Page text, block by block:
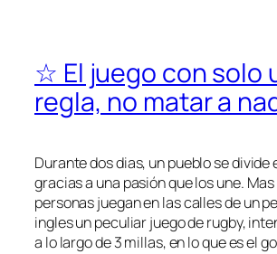
☆ El juego con solo
regla, no matar a
Durante dos dias, un pueblo se divide
gracias a una pasión que los une.
personas juegan en las calles de un
ingles un peculiar juego de rugby,
a lo largo de 3 millas, en lo que es el